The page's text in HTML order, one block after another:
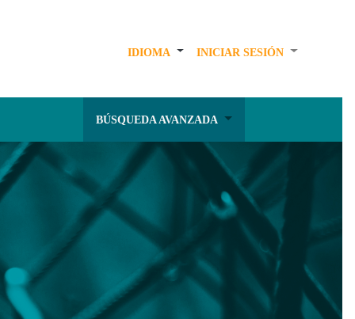
IDIOMA INICIAR SESIÓN
BÚSQUEDA AVANZADA